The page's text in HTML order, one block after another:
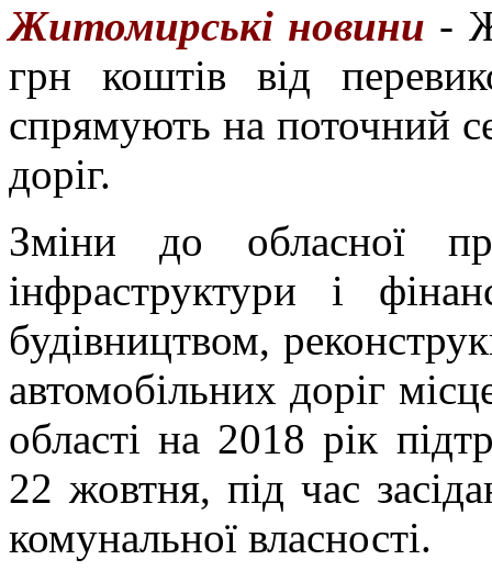
Житомирські новини -
грн коштів від
спрямують на поточний
доріг.
Зміни до обласної
інфраструктури і
будівництвом,
автомобільних доріг
області на 2018 рік
22 жовтня, під час
комунальної власності.